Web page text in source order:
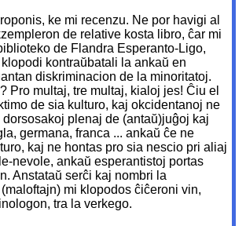
ke mi recenzu. Ne por havigi al
de relative kosta libro, ĉar mi
de Flandra Esperanto-Ligo,
kontraŭbatali la ankaŭ en
diskriminacion de la minoritatoj.
Pro multaj, tre multaj, kialoj jes! Ĉiu el
de sia kulturo, kaj okcidentanoj ne
dorsosakoj plenaj de (antaŭ)juĝoj kaj
germana, franca ... ankaŭ ĉe ne
kaj ne hontas pro sia nescio pri aliaj
nevole, ankaŭ esperantistoj portas
Anstataŭ serĉi kaj nombri la
mi klopodos ĉiĉeroni vin,
tra la verkego.